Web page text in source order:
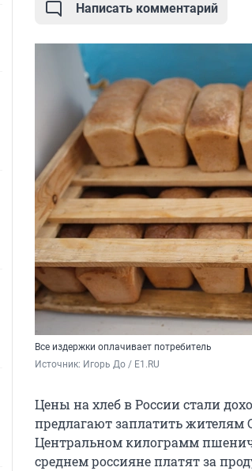
Написать комментарий
Все издержки оплачивает потребитель
Источник: Игорь До / E1.RU
Цены на хлеб в России стали
предлагают заплатить жителям
Центральном килограмм
среднем россияне платят за